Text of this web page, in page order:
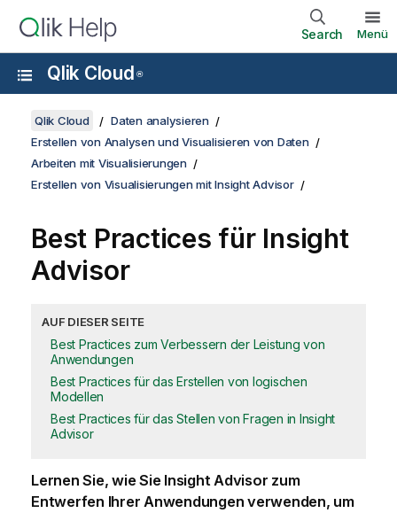
Search Menü
Qlik Cloud ®
Qlik Cloud
Daten analysieren
Erstellen von Analysen und Visualisieren von Daten
Arbeiten mit Visualisierungen
Erstellen von Visualisierungen mit Insight Advisor
Best Practices für Insight
Advisor
AUF DIESER SEITE
Best Practices zum Verbessern der Leistung von
Anwendungen
Best Practices für das Erstellen von logischen
Modellen
Best Practices für das Stellen von Fragen in Insight
Advisor
Lernen Sie, wie Sie Insight Advisor zum
Entwerfen Ihrer Anwendungen verwenden, um